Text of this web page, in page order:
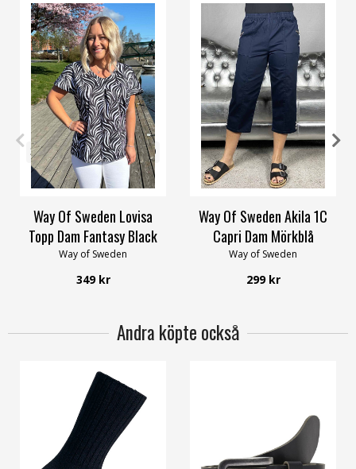
32/34 36/38 44/46 48/50
52/54
56/58
Way Of Sweden Lovisa
Topp Dam Fantasy Black
Way of Sweden
349 kr
XS S M XL 4XL
Way Of Sweden Akila 1C
Capri Dam Mörkblå
Way of Sweden
299 kr
Andra köpte också